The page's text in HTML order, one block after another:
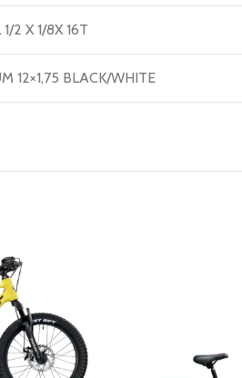
2 X 1/8X 16T
12×1,75 BLACK/WHITE